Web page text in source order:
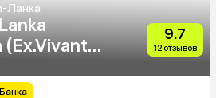
Ланка
9.7
12 отзывов